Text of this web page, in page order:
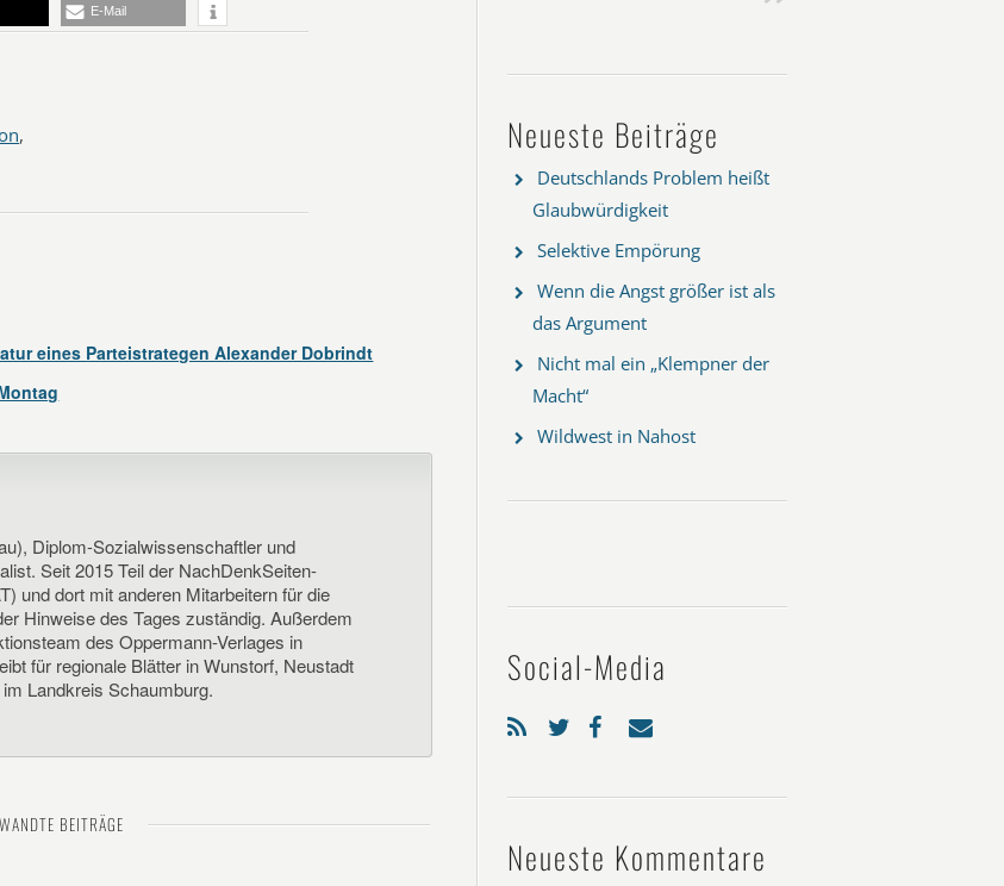
E-Mail
,
eines Parteistrategen Alexander Dobrindt
Diplom-Sozialwissenschaftler und
Seit 2015 Teil der NachDenkSeiten-
und dort mit anderen Mitarbeitern für die
Hinweise des Tages zuständig. Außerdem
des Oppermann-Verlages in
für regionale Blätter in Wunstorf, Neustadt
Landkreis Schaumburg.
BEITRÄGE
Neueste Beiträge
Deutschlands Problem heißt
Glaubwürdigkeit
Selektive Empörung
Wenn die Angst größer ist als
das Argument
Nicht mal ein „Klempner der
Macht“
Wildwest in Nahost
Social-Media
Neueste Kommentare